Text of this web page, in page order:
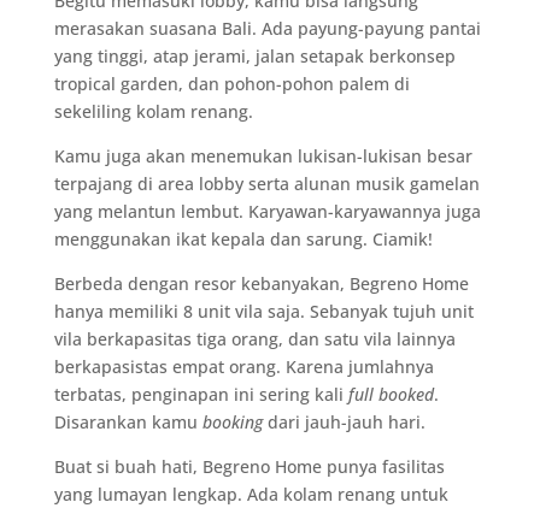
merasakan suasana Bali. Ada payung-payung pantai
yang tinggi, atap jerami, jalan setapak berkonsep
tropical garden, dan pohon-pohon palem di
sekeliling kolam renang.
Kamu juga akan menemukan lukisan-lukisan besar
terpajang di area lobby serta alunan musik gamelan
yang melantun lembut. Karyawan-karyawannya juga
menggunakan ikat kepala dan sarung. Ciamik!
Berbeda dengan resor kebanyakan, Begreno Home
hanya memiliki 8 unit vila saja. Sebanyak tujuh unit
vila berkapasitas tiga orang, dan satu vila lainnya
berkapasistas empat orang. Karena jumlahnya
terbatas, penginapan ini sering kali full booked.
Disarankan kamu bookingdari jauh-jauh hari.
Buat si buah hati, Begreno Home punya fasilitas
yang lumayan lengkap. Ada kolam renang untuk